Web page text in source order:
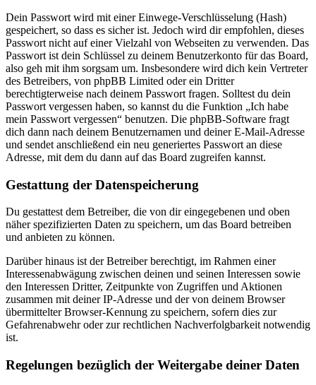
Dein Passwort wird mit einer Einwege-Verschlüsselung (Hash)
gespeichert, so dass es sicher ist. Jedoch wird dir empfohlen, dieses
Passwort nicht auf einer Vielzahl von Webseiten zu verwenden. Das
Passwort ist dein Schlüssel zu deinem Benutzerkonto für das Board,
also geh mit ihm sorgsam um. Insbesondere wird dich kein Vertreter
des Betreibers, von phpBB Limited oder ein Dritter
berechtigterweise nach deinem Passwort fragen. Solltest du dein
Passwort vergessen haben, so kannst du die Funktion „Ich habe
mein Passwort vergessen“ benutzen. Die phpBB-Software fragt
dich dann nach deinem Benutzernamen und deiner E-Mail-Adresse
und sendet anschließend ein neu generiertes Passwort an diese
Adresse, mit dem du dann auf das Board zugreifen kannst.
Gestattung der Datenspeicherung
Du gestattest dem Betreiber, die von dir eingegebenen und oben
näher spezifizierten Daten zu speichern, um das Board betreiben
und anbieten zu können.
Darüber hinaus ist der Betreiber berechtigt, im Rahmen einer
Interessenabwägung zwischen deinen und seinen Interessen sowie
den Interessen Dritter, Zeitpunkte von Zugriffen und Aktionen
zusammen mit deiner IP-Adresse und der von deinem Browser
übermittelter Browser-Kennung zu speichern, sofern dies zur
Gefahrenabwehr oder zur rechtlichen Nachverfolgbarkeit notwendig
ist.
Regelungen bezüglich der Weitergabe deiner Daten